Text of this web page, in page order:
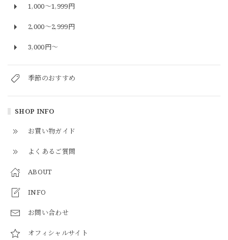
1,000〜1,999円
2,000〜2,999円
3,000円〜
季節のおすすめ
SHOP INFO
お買い物ガイド
よくあるご質問
ABOUT
INFO
お問い合わせ
オフィシャルサイト